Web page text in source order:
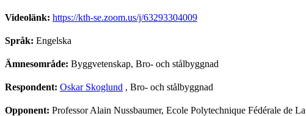
Videolänk: https://kth-se.zoom.us/j/63293304009
Språk: Engelska
Ämnesområde: Byggvetenskap, Bro- och stålbyggnad
Respondent: Oskar Skoglund , Bro- och stålbyggnad
Opponent: Professor Alain Nussbaumer, Ecole Polytechnique Fédérale de